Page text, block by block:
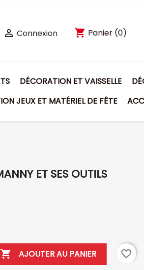
 Connexion shopping_cart Panier (0)
DÉCORATION ET VAISSELLE
JEUX ET MATÉRIEL DE FÊTE
ET SES OUTILS
 AJOUTER AU PANIER favorite_border